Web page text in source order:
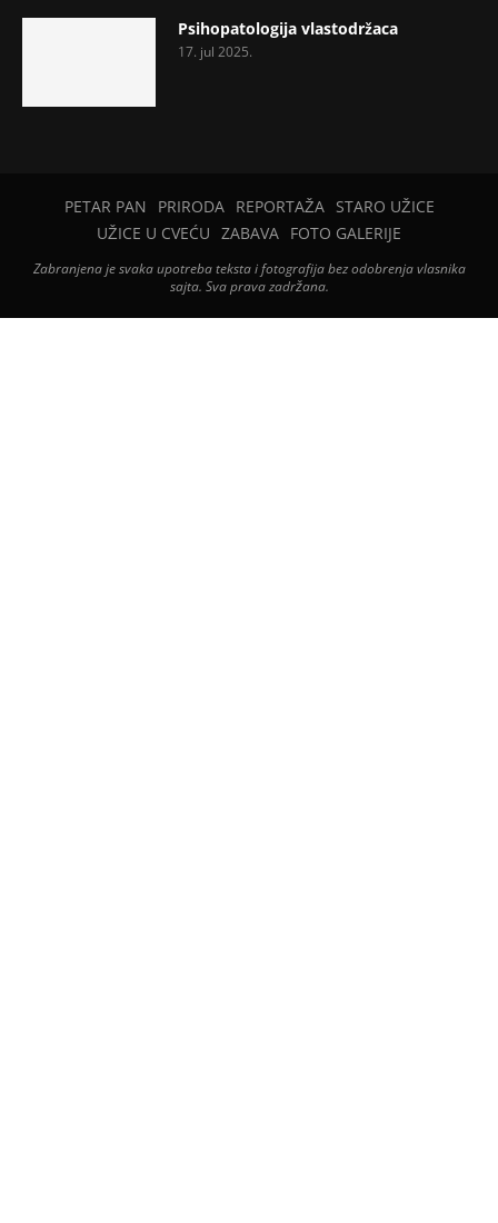
Psihopatologija vlastodržaca
17. jul 2025.
PETAR PAN PRIRODA REPORTAŽA
STARO UŽICE
UŽICE U CVEĆU ZABAVA FOTO GALERIJE
Zabranjena je svaka upotreba teksta i fotografija bez odobrenja vlasnika
sajta. Sva prava zadržana.